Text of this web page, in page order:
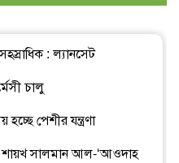
: ল্যানসেট
চালু
পেশীর যন্ত্রণা
সালমান আল-‘আওদাহ